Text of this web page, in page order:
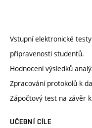
Vstupní elektronické
připravenosti studentů.
Hodnocení výsledků
Zpracování protokolů k
Zápočtový test na závěr
UČEBNÍ CÍLE